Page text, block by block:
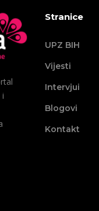
i
Stranice
UPZ BIH
Vijesti
Intervjui
Blogovi
Kontakt